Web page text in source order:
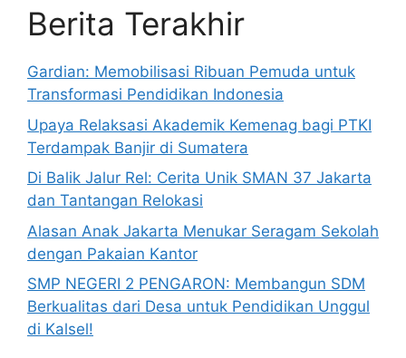
Berita Terakhir
Gardian: Memobilisasi Ribuan Pemuda untuk
Transformasi Pendidikan Indonesia
Upaya Relaksasi Akademik Kemenag bagi PTKI
Terdampak Banjir di Sumatera
Di Balik Jalur Rel: Cerita Unik SMAN 37 Jakarta
dan Tantangan Relokasi
Alasan Anak Jakarta Menukar Seragam Sekolah
dengan Pakaian Kantor
SMP NEGERI 2 PENGARON: Membangun SDM
Berkualitas dari Desa untuk Pendidikan Unggul
di Kalsel!